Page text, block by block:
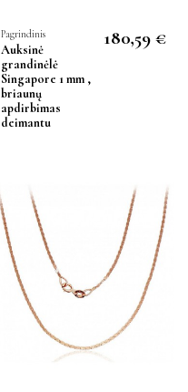
Pagrindinis
Auksinė
grandinėlė
Singapore 1 mm ,
briaunų
apdirbimas
deimantu
180,59 €